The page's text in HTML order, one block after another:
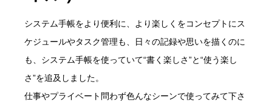
システム手帳をより便利に、より楽しくをコンセプトにス
ケジュールやタスク管理も、日々の記録や思いを描くのに
も、システム手帳を使っていて“書く楽しさ”と“使う楽し
さ”を追及しました。
仕事やプライベート問わず色んなシーンで使ってみて下さ